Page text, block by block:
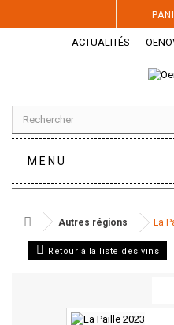
ACTUALITÉS
MENU
Autres régions La
Retour à la liste des vins